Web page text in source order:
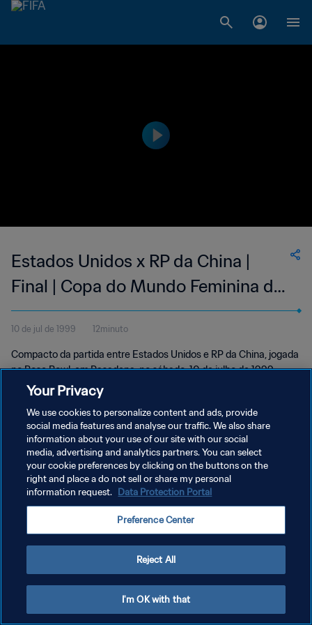
Estados Unidos x RP da China |
Final | Copa do Mundo Feminina da
FIFA EUA 1999 | Compacto
10 de jul de 1999 12minuto
Compacto da partida entre Estados Unidos e RP da China, jogada
no Rose Bowl, em Pasadena, no sábado, 10 de julho de 1999.
POLÍTICA DE PRIVACIDADE
TERMOS DE SERVIÇO
ADMINISTRAR AS PREFERÊNCIAS DE COOKIES
Your Privacy
We use cookies to personalize content and ads, provide
social media features and analyse our traffic. We also share
information about your use of our site with our social
media, advertising and analytics partners. You can select
your cookie preferences by clicking on the buttons on the
right and place a do not sell or share my personal
information request. Data Protection Portal
Preference Center
Reject All
I'm OK with that